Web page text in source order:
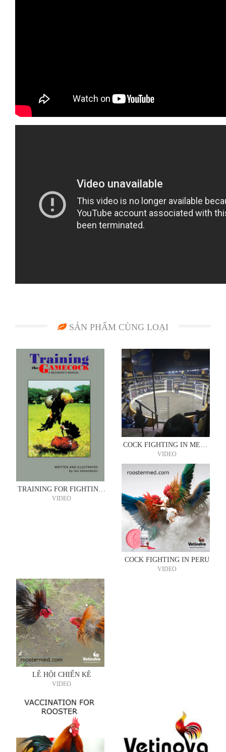
SẢN PHẨM CÙNG LOẠI
VIDEO
COCK FIGHTING IN MEXICO
VIDEO
COCK FIGHTING IN PERU
VIDEO
LỄ HỘI CHIẾN KÊ
VIDEO